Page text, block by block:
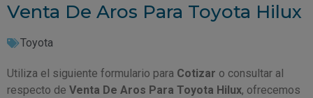
Venta De Aros Para Toyota Hilux
Toyota
Utiliza el siguiente formulario para Cotizar o consultar al
respecto de Venta De Aros Para Toyota Hilux, ofrecemos